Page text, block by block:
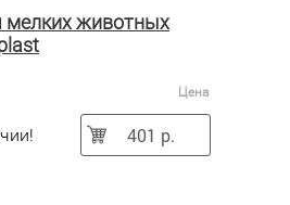
мелких животных
Цена
401 р.